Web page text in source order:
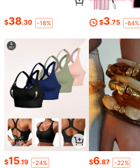
$38.30 -18% $3.75 -64%
$15.19 -24% $6.87 -22%